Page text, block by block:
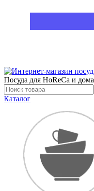
Посуда для HoReCa и дома
Каталог